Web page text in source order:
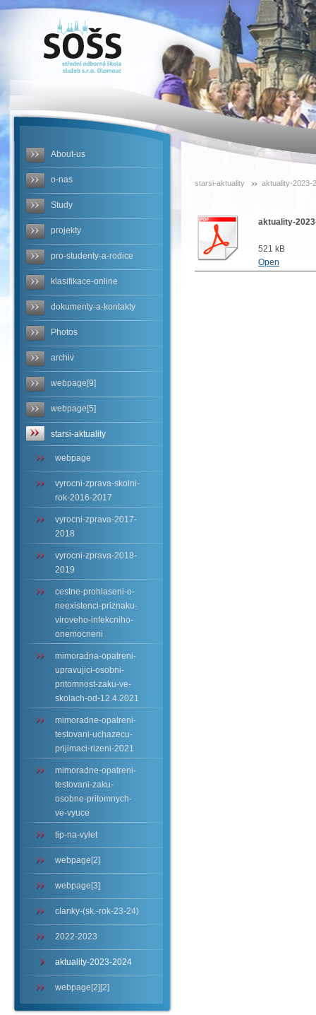
SOŠS -
aktuality-
About-us
o-nas
Study
projekty
pro-studenty-a-rodice
klasifikace-online
dokumenty-a-kontakty
Photos
archiv
webpage[9]
webpage[5]
starsi-aktuality
webpage
vyrocni-zprava-skolni-
rok-2016-2017
vyrocni-zprava-2017-
2018
vyrocni-zprava-2018-
2019
cestne-prohlaseni-o-
neexistenci-priznaku-
viroveho-infekcniho-
onemocneni
mimoradna-opatreni-
upravujici-osobni-
pritomnost-zaku-ve-
skolach-od-12.4.2021
mimoradne-opatreni-
testovani-uchazecu-
prijimaci-rizeni-2021
mimoradne-opatreni-
testovani-zaku-
osobne-pritomnych-
ve-vyuce
tip-na-vylet
webpage[2]
webpage[3]
clanky-(sk.-rok-23-24)
2022-2023
aktuality-2023-2024
webpage[2][2]
starsi-aktuality aktuality-2023-
aktuality-
521 kB
Open